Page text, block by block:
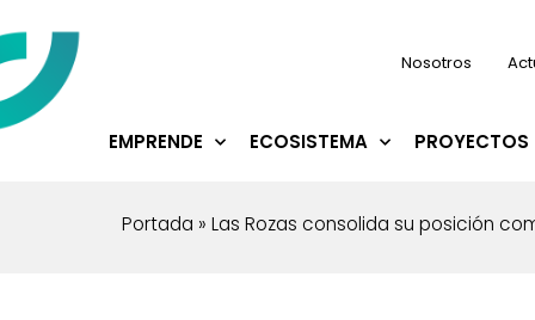
Nosotros
EMPRENDE ECOSISTEMA
Portada » Las Rozas consolida su posición